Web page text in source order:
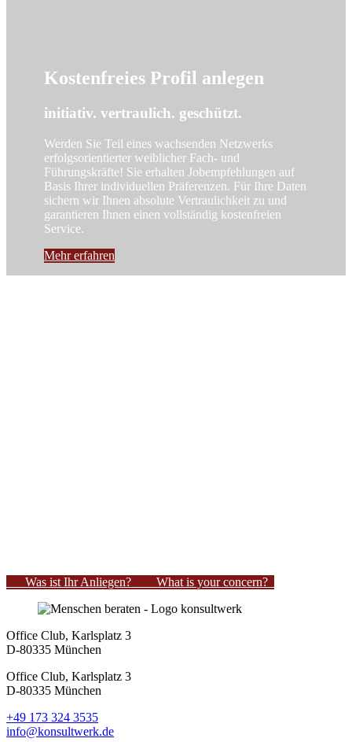
Kostenfreies Profil anlegen
initiativ. vertraulich. geschützt.
Werden Sie Teil eines wachsenden Netzwerks
erfolgsorientierter weiblicher Fach- und
Führungskräfte! Sie erhalten Jobempfehlungen auf
Basis Ihrer individuellen Präferenzen. Für Ihre Daten
sichern wir Ihnen absolute Vertraulichkeit zu und
garantieren Ihnen einen vollständig kostenfreien
Service.
Mehr erfahren
Footer
Was ist Ihr Anliegen? What is your concern?
Office Club, Karlsplatz 3
D-80335 München
Office Club, Karlsplatz 3
D-80335 München
+49 173 324 3535
info@konsultwerk.de